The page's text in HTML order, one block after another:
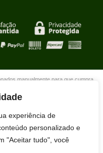
experiência de
personalizado e
"Aceitar tudo", você
manualmente para que cumpra
com sua mudança. Boas